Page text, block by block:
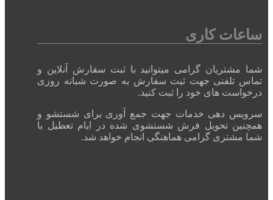
ساعات کاری
شما مشتریان گرامی میتوانید با ثبت سفارش آنلاین و
تماس تلفنی جهت ثبت سفارش به صورت شبانه روزی
درخواست های خود را ثبت کنید.
سرویس دهی خدمات جهت جمع آوری برای شستشو و
همچنین تحویل فرش شستشوی شده در ایام تعطیل با
شما مشتری گرامی هماهنگی انجام خواهد شد.